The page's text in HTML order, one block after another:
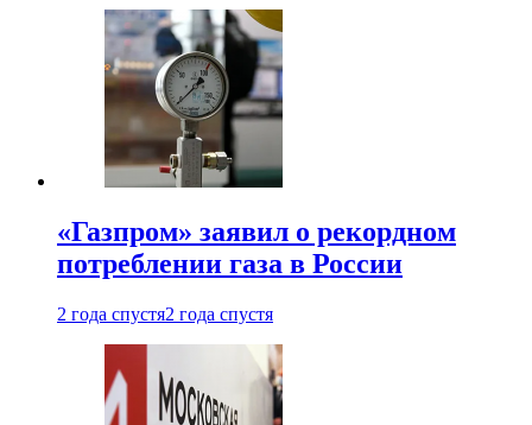
«Газпром» заявил о рекордном
потреблении газа в России
2 года спустя2 года спустя